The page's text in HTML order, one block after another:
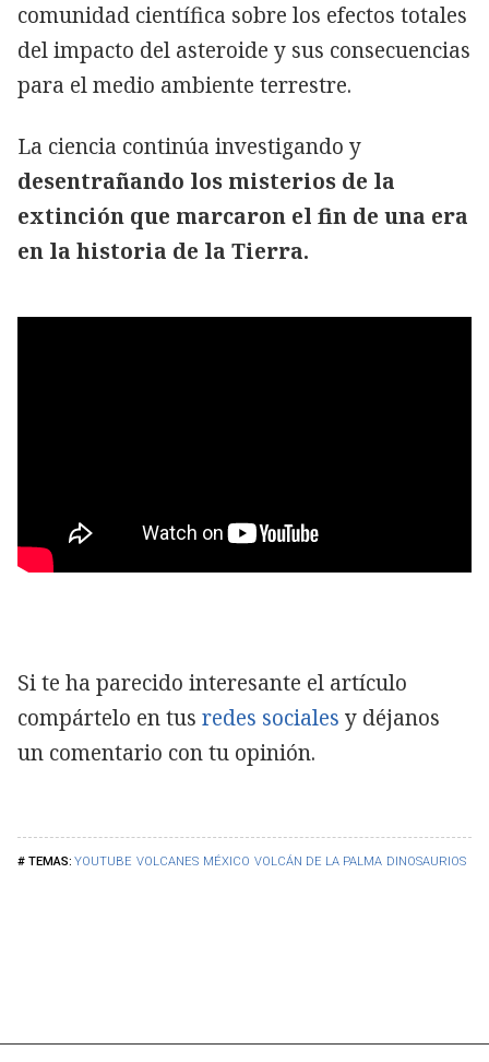
YOUTUBE VOLCANES MÉXICO VOLCÁN DE LA PALMA DINOSAURIOS
comunidad científica sobre los efectos totales
del impacto del asteroide y sus consecuencias
para el medio ambiente terrestre.
La ciencia continúa investigando y
desentrañando los misterios de la
extinción que marcaron el fin de una era
en la historia de la Tierra.
Si te ha parecido interesante el artículo
compártelo en tus redes sociales y déjanos
un comentario con tu opinión.